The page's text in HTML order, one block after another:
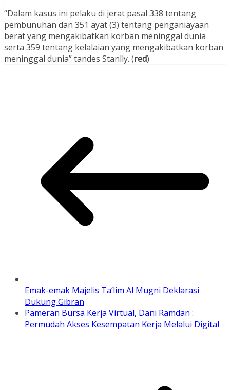
“Dalam kasus ini pelaku di jerat pasal 338 tentang
pembunuhan dan 351 ayat (3) tentang penganiayaan
berat yang mengakibatkan korban meninggal dunia
serta 359 tentang kelalaian yang mengakibatkan korban
meninggal dunia” tandes Stanlly. (red)
Emak-emak Majelis Ta’lim Al Mugni Deklarasi
Dukung Gibran
Pameran Bursa Kerja Virtual, Dani Ramdan :
Permudah Akses Kesempatan Kerja Melalui Digital